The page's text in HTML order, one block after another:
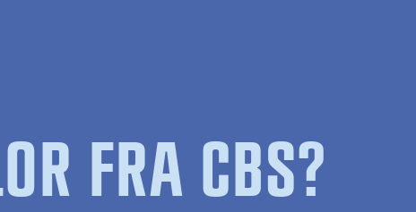
FRA CBS?